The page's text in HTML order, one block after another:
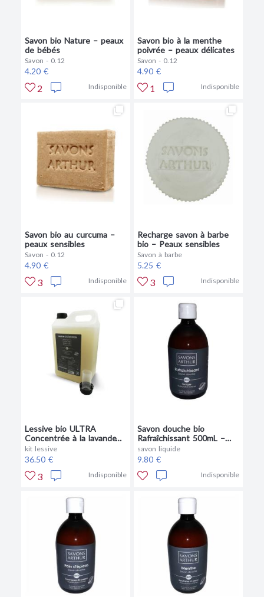
Savon bio Nature – peaux
de bébés
Savon - 0.12
4.20 €
2 Indisponible
Savon bio à la menthe
poivrée – peaux délicates
Savon - 0.12
4.90 €
1 Indisponible
Savon bio au curcuma –
peaux sensibles
Savon - 0.12
4.90 €
3 Indisponible
Recharge savon à barbe
bio – Peaux sensibles
Savon à barbe
5.25 €
3 Indisponible
Lessive bio ULTRA
Concentrée à la lavande
5L
kit lessive
36.50 €
3 Indisponible
Savon douche bio
Rafraîchissant 500mL –
Tonifiant
savon liquide
9.80 €
Indisponible